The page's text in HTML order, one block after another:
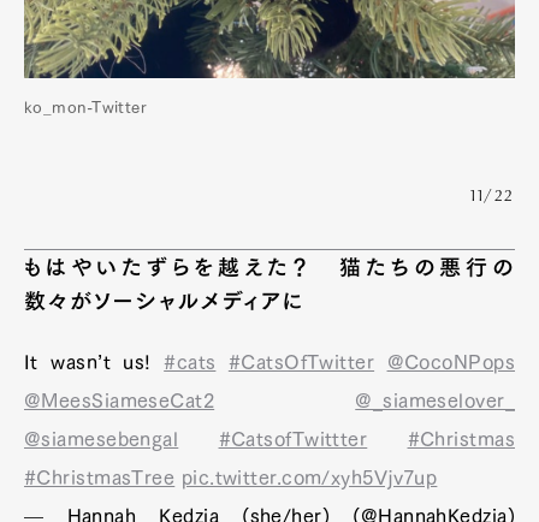
Official Columnist
About
Contact
ko_mon-Twitter
11/22
もはやいたずらを越えた？ 猫たちの悪行の
数々がソーシャルメディアに
It wasn’t us!#cats #CatsOfTwitter
@CocoNPops
@MeesSiameseCat2
@_siameselover_
@siamesebengal
#CatsofTwittter
#Christmas
#ChristmasTree pic.twitter.com/xyh5Vjv7up
— Hannah Kedzia (she/her) (@HannahKedzia)